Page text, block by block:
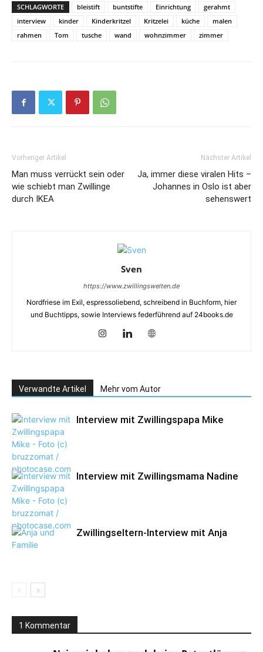
SCHLAGWORTE bleistift buntstifte Einrichtung
gerahmt
interview
kinder Kinderkritzel Kritzelei küche
malen
rahmen
Tom tusche wand wohnzimmer zimmer
Vorheriger Artikel
Man muss verrückt sein oder
wie schiebt man Zwillinge
durch IKEA
Nächster Artikel
Ja, immer diese viralen Hits –
Johannes in Oslo ist aber
sehenswert
Sven
https://www.zwillingswelten.de
Nordfriese im Exil, espressoliebend, schreibend in Buchform, hier
und Buchtipps, sowie Interviews federführend auf 24books.de
Verwandte Artikel Mehr vom Autor
Interview mit Zwillingspapa Mike
Interview mit Zwillingsmama Nadine
Zwillingseltern-Interview mit Anja
1 Kommentar